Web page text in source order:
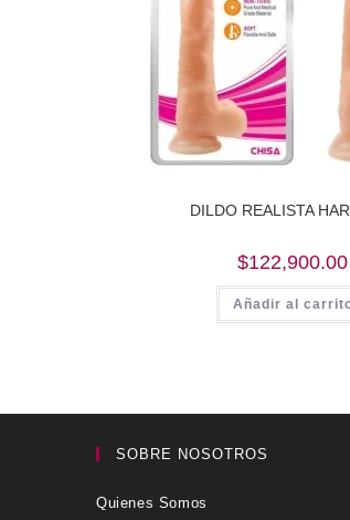
DILDO REALISTA
$122,900.00
Añadir al
SOBRE NOSOTROS
Quienes Somos